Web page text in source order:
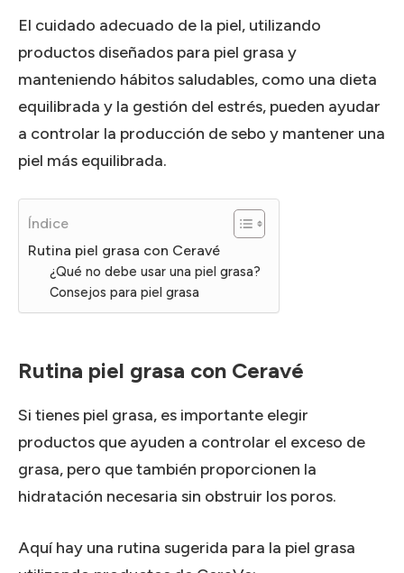
El cuidado adecuado de la piel, utilizando
productos diseñados para piel grasa y
manteniendo hábitos saludables, como una dieta
equilibrada y la gestión del estrés, pueden ayudar
a controlar la producción de sebo y mantener una
piel más equilibrada.
Índice
Rutina piel grasa con Ceravé
¿Qué no debe usar una piel grasa?
Consejos para piel grasa
Rutina piel grasa con Ceravé
Si tienes piel grasa, es importante elegir
productos que ayuden a controlar el exceso de
grasa, pero que también proporcionen la
hidratación necesaria sin obstruir los poros.
Aquí hay una rutina sugerida para la piel grasa